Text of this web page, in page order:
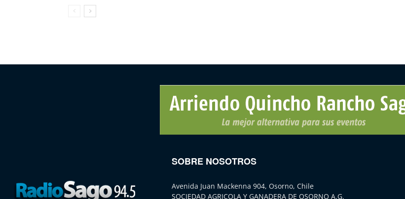
SOBRE NOSOTROS
Avenida Juan Mackenna 904, Osorno, Chile
SOCIEDAD AGRICOLA Y GANADERA DE OSORNO A.G.